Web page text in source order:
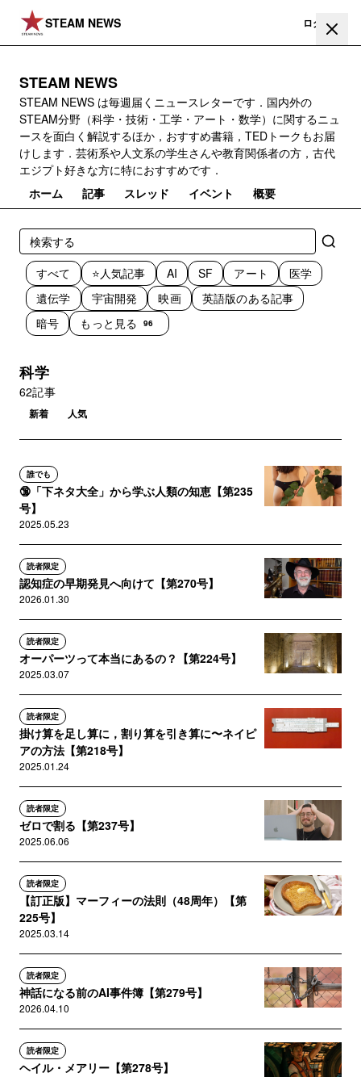
STEAM NEWS ログイン
STEAM NEWS
STEAM NEWS は毎週届くニュースレターです．国内外の
STEAM分野（科学・技術・工学・アート・数学）に関するニュ
ースを面白く解説するほか，おすすめ書籍，TEDトークもお届
けします．芸術系や人文系の学生さんや教育関係者の方，古代
エジプト好きな方に特におすすめです．
ホーム
記事 スレッド イベント 概要
すべて ⭐️人気記事 AI SF アート
医学
遺伝学
宇宙開発 映画
英語版のある記事
暗号
もっと見る 96
科学
62記事
新着 人気
誰でも
🔞「下ネタ大全」から学ぶ人類の知恵【第235
号】
2025.05.23
読者限定
認知症の早期発見へ向けて【第270号】
2026.01.30
読者限定
オーパーツって本当にあるの？【第224号】
2025.03.07
読者限定
掛け算を足し算に，割り算を引き算に〜ネイピ
アの方法【第218号】
2025.01.24
読者限定
ゼロで割る【第237号】
2025.06.06
読者限定
【訂正版】マーフィーの法則（48周年）【第
225号】
2025.03.14
読者限定
神話になる前のAI事件簿【第279号】
2026.04.10
読者限定
ヘイル・メアリー【第278号】